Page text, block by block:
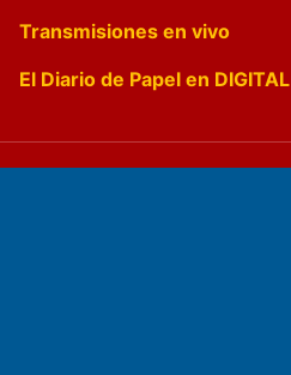
Transmisiones en vivo
El Diario de Papel en DIGITAL